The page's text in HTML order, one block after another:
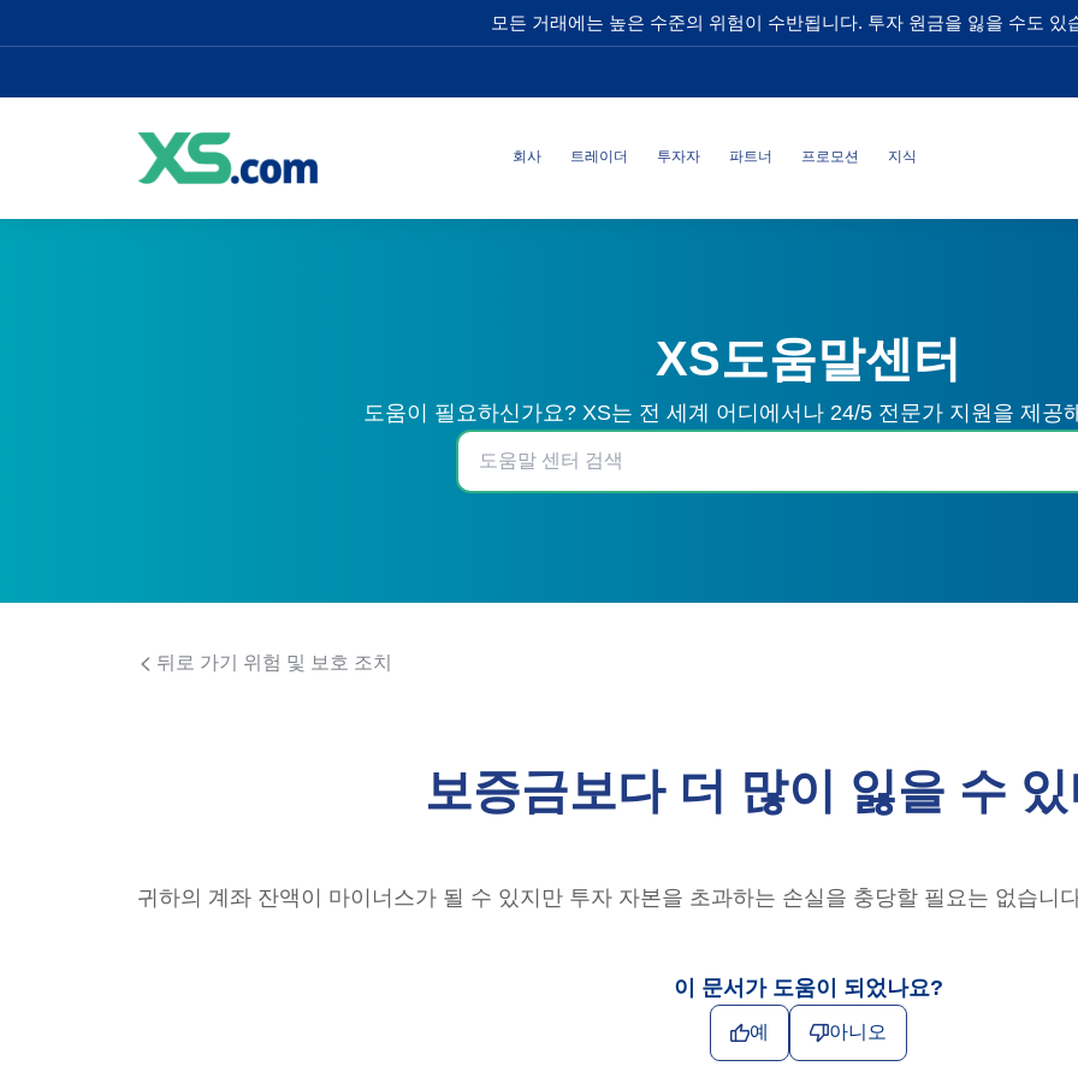
모든 거래에는 높은 수준의 위험이 수반됩니다. 투자 원금을 잃을 수도 있
회사 트레이더 투자자 파트너 프로모션 지식
XS도움말센터
도움이 필요하신가요? XS는 전 세계 어디에서나 24/5 전문가 지원을 제공
뒤로 가기 위험 및 보호 조치
보증금보다 더 많이 잃을 수
귀하의 계좌 잔액이 마이너스가 될 수 있지만 투자 자본을 초과하는 손실을 충당할 필요는 없습니
이 문서가 도움이 되었나요?
예 아니오